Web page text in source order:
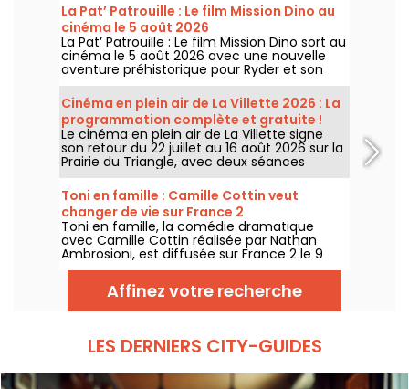
La Pat’ Patrouille : Le film Mission Dino au
cinéma le 5 août 2026
La Pat’ Patrouille : Le film Mission Dino sort au
cinéma le 5 août 2026 avec une nouvelle
aventure préhistorique pour Ryder et son
équipe.
Cinéma en plein air de La Villette 2026 : La
programmation complète et gratuite !
Le cinéma en plein air de La Villette signe
son retour du 22 juillet au 16 août 2026 sur la
Prairie du Triangle, avec deux séances
gratuites par jour, à 18h et 21h. Pour cette
35e édition, le festival met à l’honneur le
thème “L’appel de la forêt”. Découvrez la
programmation complète et gratuite !
Toni en famille : Camille Cottin veut
changer de vie sur France 2
Toni en famille, la comédie dramatique
avec Camille Cottin réalisée par Nathan
Ambrosioni, est diffusée sur France 2 le 9
août 2026 à 21h10.
Affinez votre recherche
LES DERNIERS CITY-GUIDES